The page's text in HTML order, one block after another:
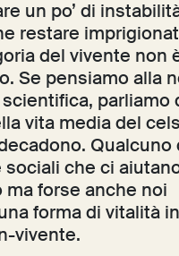
un po’ di
restare
del vivente non
Se pensiamo alla
parliamo
vita media del
Qualcuno
che ci
ma forse anche noi
forma di vitalità
vivente.